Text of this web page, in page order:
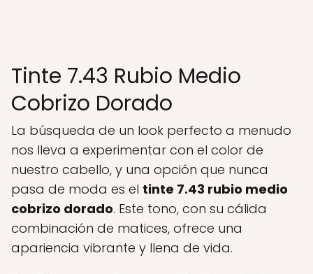
Tinte 7.43 Rubio Medio
Cobrizo Dorado
La búsqueda de un look perfecto a menudo
nos lleva a experimentar con el color de
nuestro cabello, y una opción que nunca
pasa de moda es el tinte 7.43 rubio medio
cobrizo dorado. Este tono, con su cálida
combinación de matices, ofrece una
apariencia vibrante y llena de vida.